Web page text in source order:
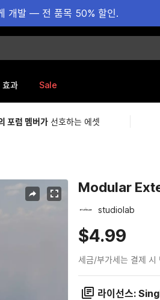
개발 — 전 품목 50% 할인.
효과 Sale
포럼 멤버가 선호하는 에셋
Modular
studiolab
$4.99
세금/부가세는 결제 시
라이선스: